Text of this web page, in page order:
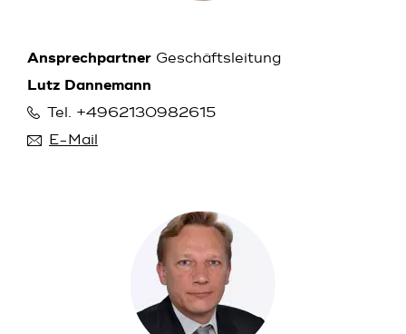
Ansprechpartner Geschäftsleitung
Lutz Dannemann
Tel. +4962130982615
E-Mail